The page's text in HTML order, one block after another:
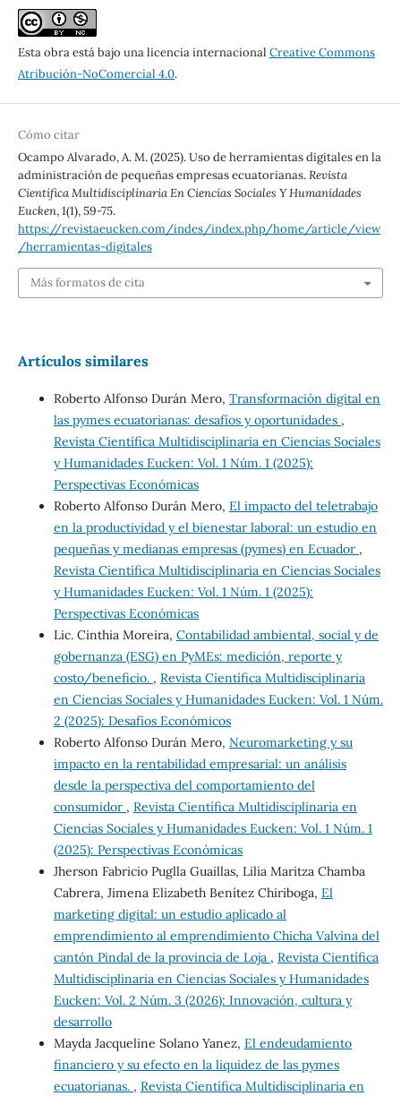
Esta obra está bajo una licencia internacional Creative Commons
Atribución-NoComercial 4.0.
Cómo citar
Ocampo Alvarado, A. M. (2025). Uso de herramientas digitales en la
administración de pequeñas empresas ecuatorianas.Revista
Científica Multidisciplinaria En Ciencias Sociales Y Humanidades
Eucken,1(1), 59-75.
https://revistaeucken.com/indes/index.php/home/article/view
/herramientas-digitales
Más formatos de cita
Artículos similares
Roberto Alfonso Durán Mero, Transformación digital en
las pymes ecuatorianas: desafíos y oportunidades ,
Revista Científica Multidisciplinaria en Ciencias Sociales
y Humanidades Eucken: Vol. 1 Núm. 1 (2025):
Perspectivas Económicas
Roberto Alfonso Durán Mero, El impacto del teletrabajo
en la productividad y el bienestar laboral: un estudio en
pequeñas y medianas empresas (pymes) en Ecuador ,
Revista Científica Multidisciplinaria en Ciencias Sociales
y Humanidades Eucken: Vol. 1 Núm. 1 (2025):
Perspectivas Económicas
Lic. Cinthia Moreira, Contabilidad ambiental, social y de
gobernanza (ESG) en PyMEs: medición, reporte y
costo/beneficio. , Revista Científica Multidisciplinaria
en Ciencias Sociales y Humanidades Eucken: Vol. 1 Núm.
2 (2025): Desafíos Económicos
Roberto Alfonso Durán Mero, Neuromarketing y su
impacto en la rentabilidad empresarial: un análisis
desde la perspectiva del comportamiento del
consumidor , Revista Científica Multidisciplinaria en
Ciencias Sociales y Humanidades Eucken: Vol. 1 Núm. 1
(2025): Perspectivas Económicas
Jherson Fabricio Puglla Guaillas, Lilia Maritza Chamba
Cabrera, Jimena Elizabeth Benítez Chiriboga, El
marketing digital: un estudio aplicado al
emprendimiento al emprendimiento Chicha Valvina del
cantón Pindal de la provincia de Loja , Revista Científica
Multidisciplinaria en Ciencias Sociales y Humanidades
Eucken: Vol. 2 Núm. 3 (2026): Innovación, cultura y
desarrollo
Mayda Jacqueline Solano Yanez, El endeudamiento
financiero y su efecto en la liquidez de las pymes
ecuatorianas. , Revista Científica Multidisciplinaria en